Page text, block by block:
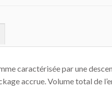
caractérisée par une
accrue. Volume total de